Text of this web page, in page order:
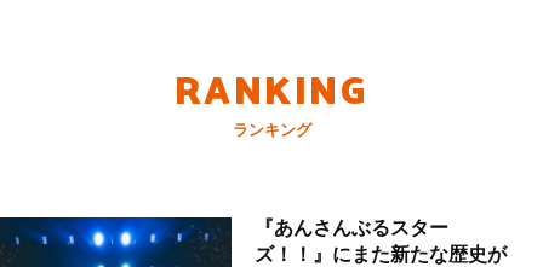
RANKING
ランキング
『あんさんぶるスター
ズ！！』にまた新たな歴史が